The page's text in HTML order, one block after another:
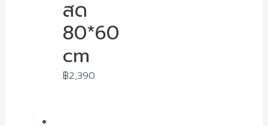
สด
80*60
cm
฿2,390